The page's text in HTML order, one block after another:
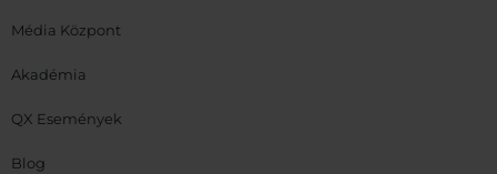
Média Központ
Akadémia
QX Események
Blog